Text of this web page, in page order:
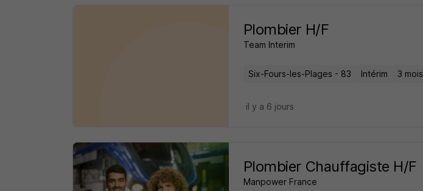
Plombier H/F
Team Interim
Six-Fours-les-Plages - 83 Intérim 3 mois
il y a 6 jours
Plombier Chauffagiste H/F
Manpower France